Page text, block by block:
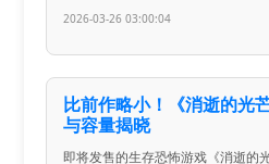
2026-03-26 03:00:04
比前作略小！《消逝的光
与容量揭晓
即将发售的生存恐怖游戏《消逝的